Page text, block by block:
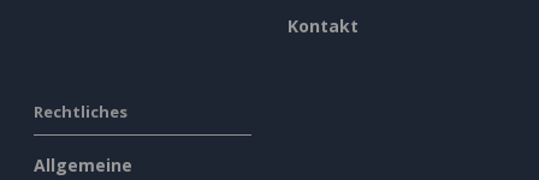
Kontakt
Rechtliches
Allgemeine